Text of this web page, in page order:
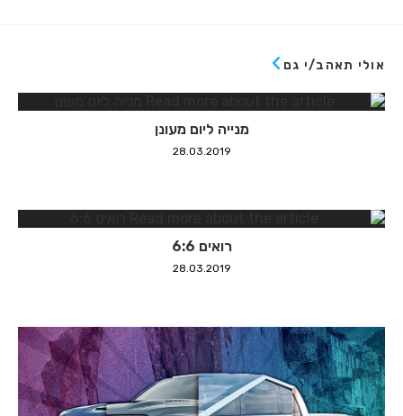
אולי תאהב/י גם
מנייה ליום מעונן
28.03.2019
רואים 6:6
28.03.2019